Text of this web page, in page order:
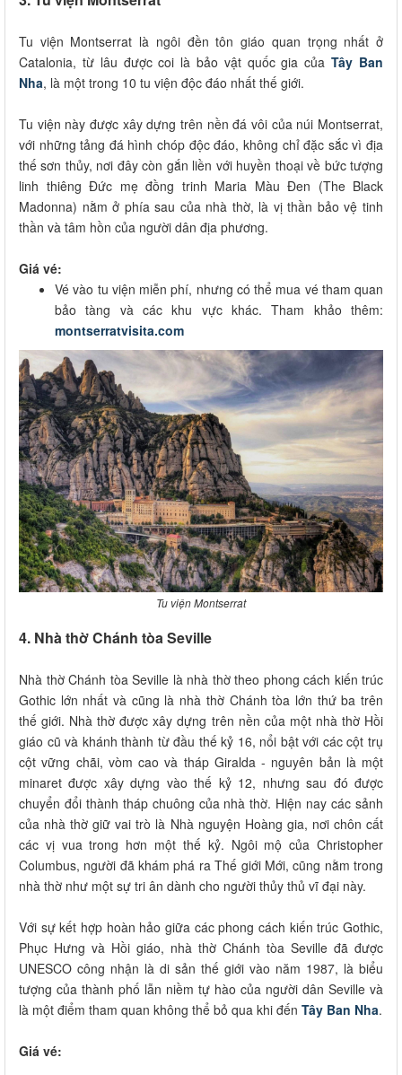
Tu viện Montserrat là ngôi đền tôn giáo quan trọng nhất ở
Catalonia, từ lâu được coi là bảo vật quốc gia củaTây Ban
Nha, là một trong 10 tu viện độc đáo nhất thế giới.
Tu viện này được xây dựng trên nền đá vôi của núi Montserrat,
với những tảng đá hình chóp độc đáo, không chỉ đặc sắc vì địa
thế sơn thủy, nơi đây còn gắn liền với huyền thoại về bức tượng
linh thiêng Đức mẹ đồng trinh Maria Màu Đen (The Black
Madonna) nằm ở phía sau của nhà thờ, là vị thần bảo vệ tinh
thần và tâm hồn của người dân địa phương.
Giá vé:
Vé vào tu viện miễn phí, nhưng có thể mua vé tham quan
bảo tàng và các khu vực khác. Tham khảo thêm:
montserratvisita.com
Tu viện Montserrat
4. Nhà thờ Chánh tòa Seville
Nhà thờ Chánh tòa Seville là nhà thờ theo phong cách kiến trúc
Gothic lớn nhất và cũng là nhà thờ Chánh tòa lớn thứ ba trên
thế giới. Nhà thờ được xây dựng trên nền của một nhà thờ Hồi
giáo cũ và khánh thành từ đầu thế kỷ 16, nổi bật với các cột trụ
cột vững chãi, vòm cao và tháp Giralda - nguyên bản là một
minaret được xây dựng vào thế kỷ 12, nhưng sau đó được
chuyển đổi thành tháp chuông của nhà thờ. Hiện nay các sảnh
của nhà thờ giữ vai trò là Nhà nguyện Hoàng gia, nơi chôn cất
các vị vua trong hơn một thế kỷ. Ngôi mộ của Christopher
Columbus, người đã khám phá ra Thế giới Mới, cũng nằm trong
nhà thờ như một sự tri ân dành cho người thủy thủ vĩ đại này.
Với sự kết hợp hoàn hảo giữa các phong cách kiến trúc Gothic,
Phục Hưng và Hồi giáo, nhà thờ Chánh tòa Seville đã được
UNESCO công nhận là di sản thế giới vào năm 1987, là biểu
tượng của thành phố lẫn niềm tự hào của người dân Seville và
là một điểm tham quan không thể bỏ qua khi đến Tây Ban Nha.
Giá vé: